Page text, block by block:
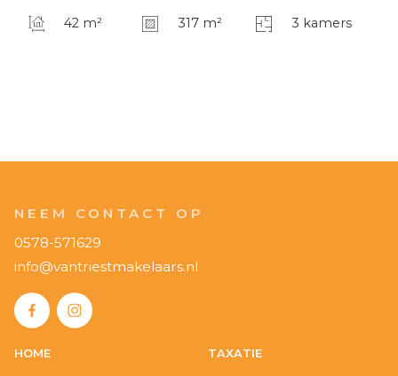
42 m² 317 m² 3 kamers
NEEM CONTACT OP
0578-571629
info@vantriestmakelaars.nl
HOME TAXATIE